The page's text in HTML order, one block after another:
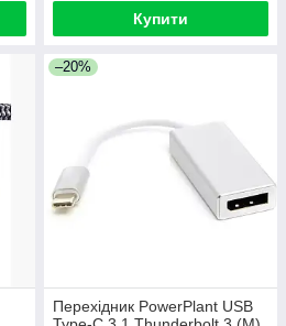
Купити
–20%
Перехідник PowerPlant USB